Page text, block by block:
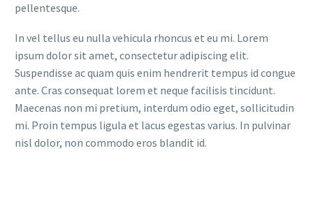
pellentesque.
In vel tellus eu nulla vehicula rhoncus et eu mi. Lorem
ipsum dolor sit amet, consectetur adipiscing elit.
Suspendisse ac quam quis enim hendrerit tempus id congue
ante. Cras consequat lorem et neque facilisis tincidunt.
Maecenas non mi pretium, interdum odio eget, sollicitudin
mi. Proin tempus ligula et lacus egestas varius. In pulvinar
nisl dolor, non commodo eros blandit id.